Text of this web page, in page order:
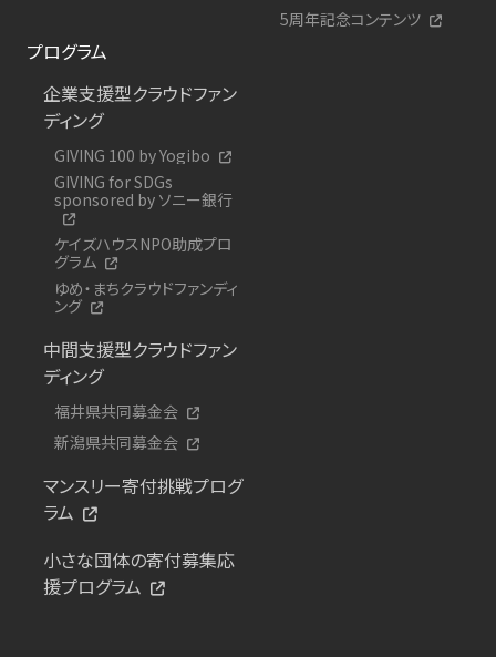
5周年記念コンテンツ
プログラム
企業支援型クラウドファン
ディング
GIVING 100 by Yogibo
GIVING for SDGs
sponsored by ソニー銀行
ケイズハウスNPO助成プロ
グラム
ゆめ・まちクラウドファンディ
ング
中間支援型クラウドファン
ディング
福井県共同募金会
新潟県共同募金会
マンスリー寄付挑戦プログ
ラム
小さな団体の寄付募集応
援プログラム